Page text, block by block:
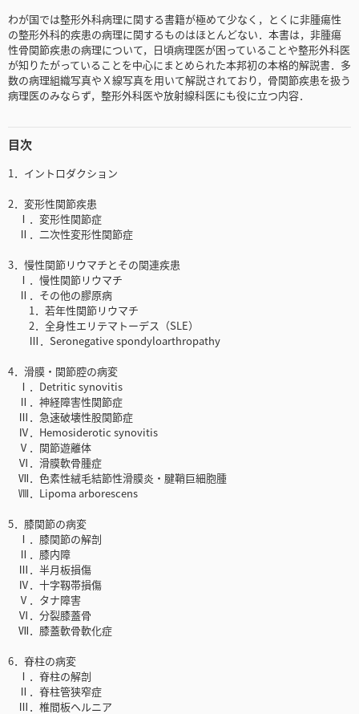
わが国では整形外科病理に関する書籍が極めて少なく，とくに非腫瘍性
の整形外科的疾患の病理に関するものはほとんどない．本書は，非腫瘍
性骨関節疾患の病理について，日頃病理医が困っていることや整形外科医
が知りたがっていることを中心にまとめられた本邦初の本格的解説書．多
数の病理組織写真やＸ線写真を用いて解説されており，骨関節疾患を扱う
病理医のみならず，整形外科医や放射線科医にも役に立つ内容．
目次
1．イントロダクション
2．変形性関節疾患
Ⅰ．変形性関節症
Ⅱ．二次性変形性関節症
3．慢性関節リウマチとその関連疾患
Ⅰ．慢性関節リウマチ
Ⅱ．その他の膠原病
1．若年性関節リウマチ
2．全身性エリテマトーデス（SLE）
Ⅲ．Seronegative spondyloarthropathy
4．滑膜・関節腔の病変
Ⅰ．Detritic synovitis
Ⅱ．神経障害性関節症
Ⅲ．急速破壊性股関節症
Ⅳ．Hemosiderotic synovitis
Ⅴ．関節遊離体
Ⅵ．滑膜軟骨腫症
Ⅶ．色素性絨毛結節性滑膜炎・腱鞘巨細胞腫
Ⅷ．Lipoma arborescens
5．膝関節の病変
Ⅰ．膝関節の解剖
Ⅱ．膝内障
Ⅲ．半月板損傷
Ⅳ．十字靱帯損傷
Ⅴ．タナ障害
Ⅵ．分裂膝蓋骨
Ⅶ．膝蓋軟骨軟化症
6．脊柱の病変
Ⅰ．脊柱の解剖
Ⅱ．脊柱管狭窄症
Ⅲ．椎間板ヘルニア